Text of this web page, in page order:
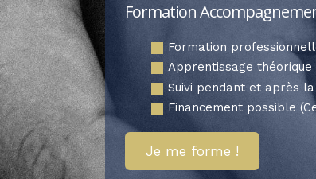
Formation
Formation
Apprentissage
Suivi pendant et après
Financement possible
Je me forme !